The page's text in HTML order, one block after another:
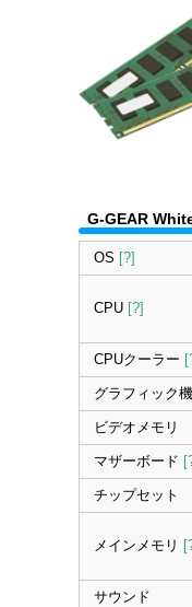
G-GEAR
OS [?]
CPU[?]
CPUクーラー
グラフィック
ビデオメモリ
マザーボード
チップセット
メインメモリ
サウンド